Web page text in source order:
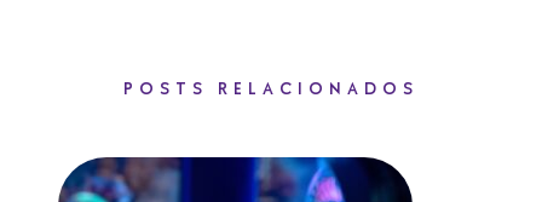
POSTS RELACIONADOS